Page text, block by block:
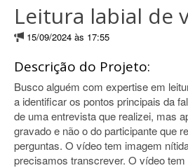
Leitura labial de
15/09/2024 às 17:55
Descrição do Projeto:
Busco alguém com expertise em
a identificar os pontos principais da
de uma entrevista que realizei, mas
gravado e não o do participante que
perguntas. O vídeo tem imagem
precisamos transcrever. O vídeo tem